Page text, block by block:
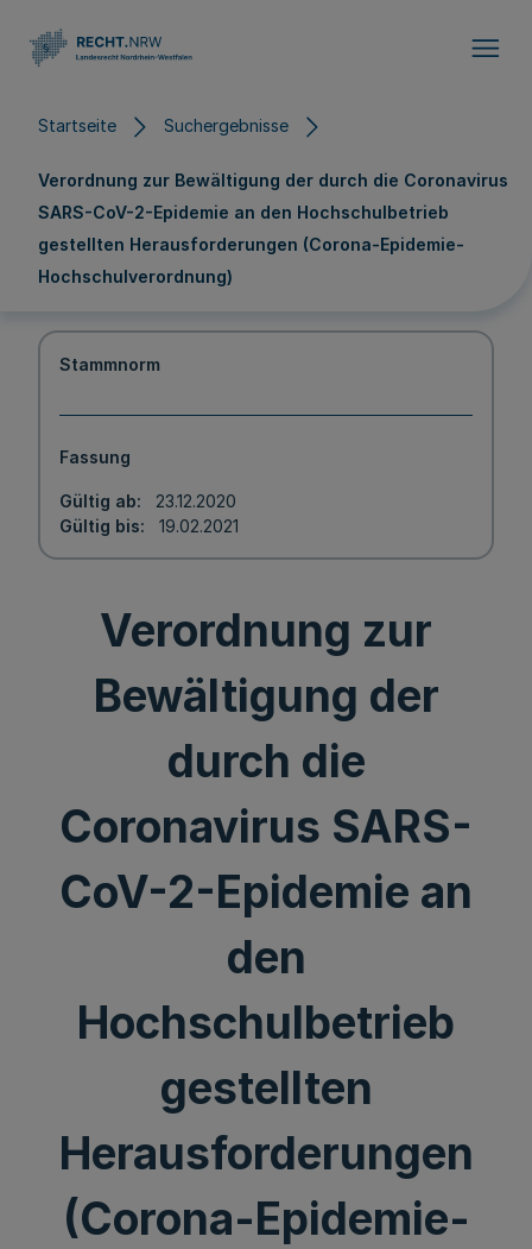
Startseite Suchergebnisse
Verordnung zur Bewältigung der durch die Coronavirus
SARS-CoV-2-Epidemie an den Hochschulbetrieb
gestellten Herausforderungen (Corona-Epidemie-
Hochschulverordnung)
Stammnorm
Fassung
Gültig ab
23.12.2020
Gültig bis
19.02.2021
Verordnung zur
Bewältigung der
durch die
Coronavirus SARS-
CoV-2-Epidemie an
den
Hochschulbetrieb
gestellten
Herausforderungen
(Corona-Epidemie-